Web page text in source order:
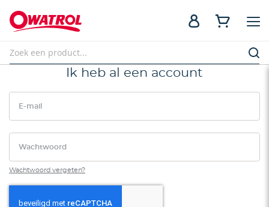
Ik heb al een account
E-mail
Wachtwoord
Wachtwoord vergeten?